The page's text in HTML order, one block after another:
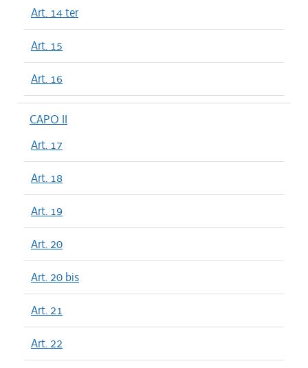
Art. 14 ter
Art. 15
Art. 16
CAPO II
Art. 17
Art. 18
Art. 19
Art. 20
Art. 20 bis
Art. 21
Art. 22